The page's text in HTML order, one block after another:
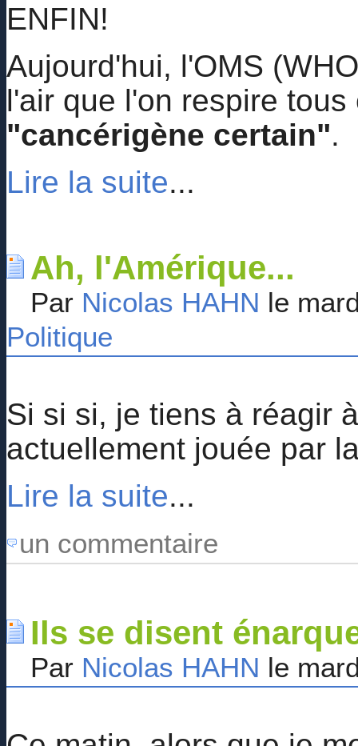
ENFIN!
Aujourd'hui, l'OMS
l'air que l'on respire
"cancérigène certain".
Lire la suite...
Ah, l'Amérique...
Par Nicolas HAHN le
Politique
Si si si, je tiens à réagir
actuellement jouée par
Lire la suite...
un commentaire
Ils se disent
Par Nicolas HAHN le